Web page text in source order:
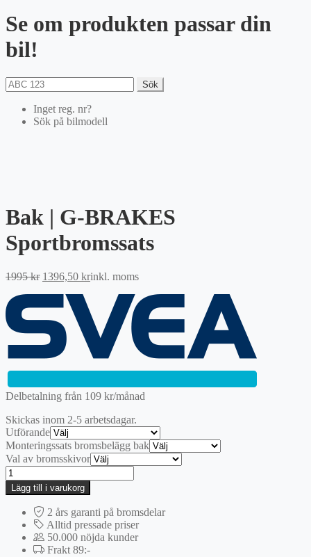
Se om produkten passar din
bil!
Sök
Inget reg. nr?
Sök på bilmodell
Bak | G-BRAKES
Sportbromssats
1995kr Det
1995 kr.
1396,50 krDet
är:
1396,50 kr.
inkl. moms
Delbetalning från 109 kr/månad
Skickas inom 2-5 arbetsdagar.
Utförande
Monteringssats bromsbelägg bak
Val av bromsskivor
Bak
|
G-
BRAKES
Sportbromssats
mängd
Lägg till i varukorg
2 års garanti på bromsdelar
Alltid pressade priser
50.000 nöjda kunder
Frakt 89:-